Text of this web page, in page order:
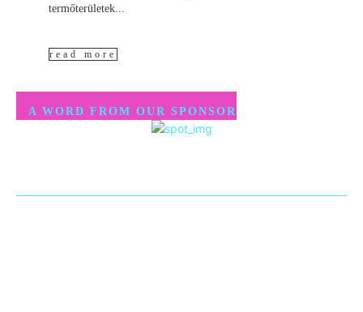
termőterületek...
read more
A WORD FROM OUR SPONSOR